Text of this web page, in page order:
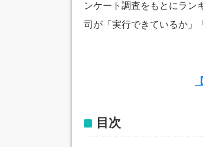
ンケート調査をもとにラン
司が「実行できているか」
目次